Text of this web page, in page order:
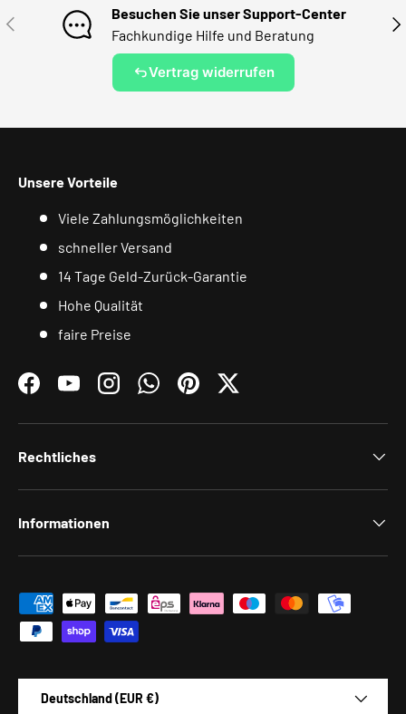
VORHERIGE
Besuchen Sie unser Support-Center
Fachkundige Hilfe und Beratung
Vertrag widerrufen
Unsere Vorteile
Viele Zahlungsmöglichkeiten
schneller Versand
14 Tage Geld-Zurück-Garantie
Hohe Qualität
faire Preise
FacebookYouTubeInstagramWhatsAppPinterestTwitter
Rechtliches
Informationen
Zahlungsmethoden
Deutschland (EUR €)